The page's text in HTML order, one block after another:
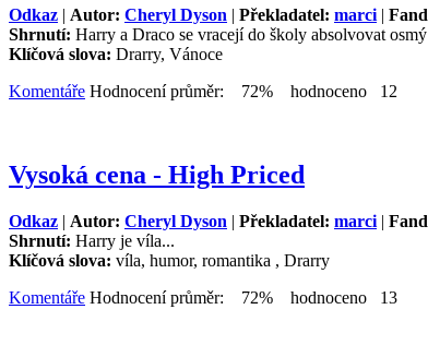
Odkaz | Autor: Cheryl Dyson | Překladatel: marci |
Shrnutí: Harry a Draco se vracejí do školy absolvovat
Klíčová slova: Drarry, Vánoce
Komentáře Hodnocení průměr: 72% hodnoceno 12
Vysoká cena - High Priced
Odkaz | Autor: Cheryl Dyson | Překladatel: marci |
Shrnutí: Harry je víla...
Klíčová slova: víla, humor, romantika , Drarry
Komentáře Hodnocení průměr: 72% hodnoceno 13